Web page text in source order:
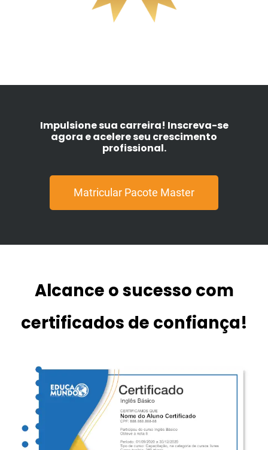
Impulsione sua carreira! Inscreva-se
agora e acelere seu crescimento
profissional.
Matricular Pacote Master
Alcance o sucesso com
certificados de confiança!